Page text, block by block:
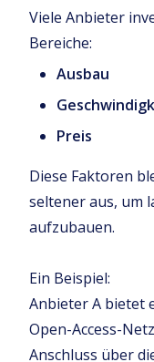
Viele Anbieter
Bereiche:
Ausbau
Preis
Diese Faktoren
seltener aus, um
aufzubauen.
Ein Beispiel:
Anbieter A bietet
Open-Access-
Anschluss über